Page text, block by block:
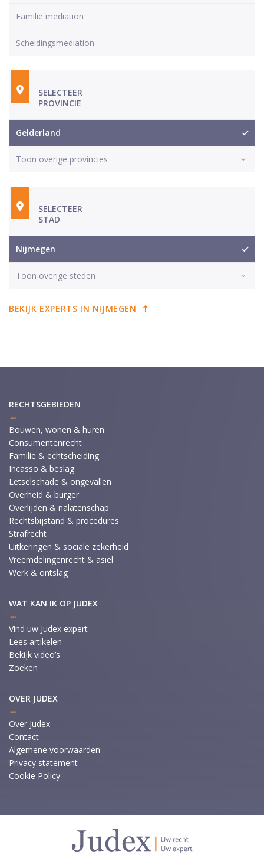
Familie mediation
Scheidingsmediation
SELECTEER
PROVINCIE
Gelderland
Toon overige provincies
SELECTEER
STAD
Nijmegen
Toon overige steden
BEKIJK EXPERTS IN NIJMEGEN
RECHTSGEBIEDEN
Bouwen, wonen & huren
Consumentenrecht
Familie & echtscheiding
Incasso & beslag
Letselschade & ongevallen
Overheid & burger
Overlijden & nalatenschap
Rechtsbijstand & procedures
Strafrecht
Uitkeringen & sociale zekerheid
Vreemdelingenrecht & asiel
Werk & ontslag
WAT KAN IK OP JUDEX
Vind uw Judex expert
Lees artikelen
Bekijk video’s
Zoeken
OVER JUDEX
Over Judex
Contact
Algemene voorwaarden
Privacy statement
Cookie Policy